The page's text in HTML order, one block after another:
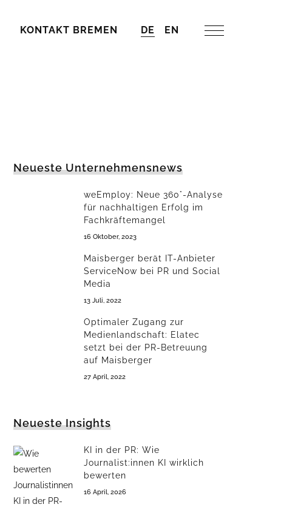
KONTAKT BREMEN DE EN
Neueste Unternehmensnews
weEmploy: Neue 360°-Analyse
für nachhaltigen Erfolg im
Fachkräftemangel
16 Oktober, 2023
Maisberger berät IT-Anbieter
ServiceNow bei PR und Social
Media
13 Juli, 2022
Optimaler Zugang zur
Medienlandschaft: Elatec
setzt bei der PR-Betreuung
auf Maisberger
27 April, 2022
Neueste Insights
KI in der PR: Wie
Journalist:innen KI wirklich
bewerten
16 April, 2026